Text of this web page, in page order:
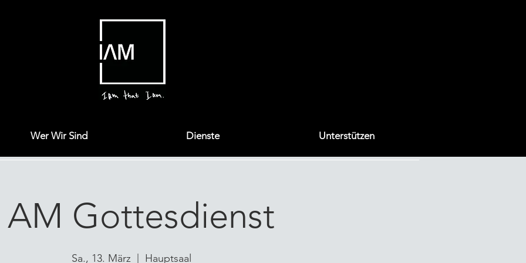
Wer Wir Sind Dienste Unterstützen
AM Gottesdienst
Sa., 13. März Hauptsaal